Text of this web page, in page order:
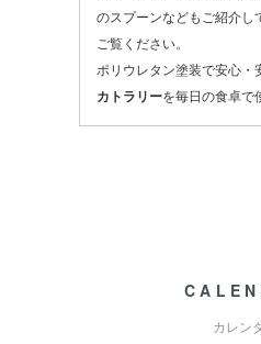
のスプーンなどもご紹介し
ご覧ください。
ポリウレタン塗装で安心・
カトラリーを毎日の食卓で
カレン